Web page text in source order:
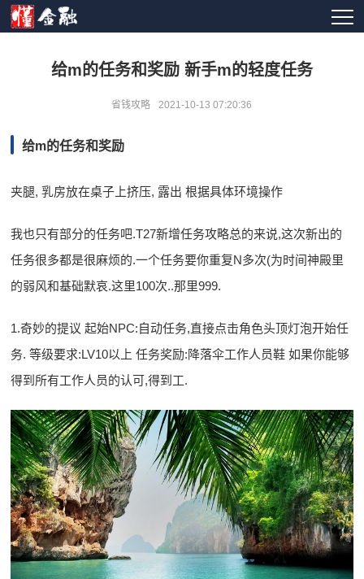
给m的任务和奖励 新手m的轻度任务
省钱攻略 2021-10-13 07:20:36
给m的任务和奖励
夹腿, 乳房放在桌子上挤压, 露出 根据具体环境操作
我也只有部分的任务吧.T27新增任务攻略总的来说,这次新出的
任务很多都是很麻烦的.一个任务要你重复N多次(为时间神殿里
的弱风和基础默哀.这里100次..那里999.
1.奇妙的提议 起始NPC:自动任务,直接点击角色头顶灯泡开始任
务. 等级要求:LV10以上 任务奖励:降落伞工作人员鞋 如果你能够
得到所有工作人员的认可,得到工.